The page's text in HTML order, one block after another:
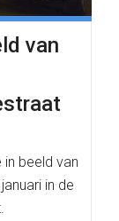
van
beeld van
in de